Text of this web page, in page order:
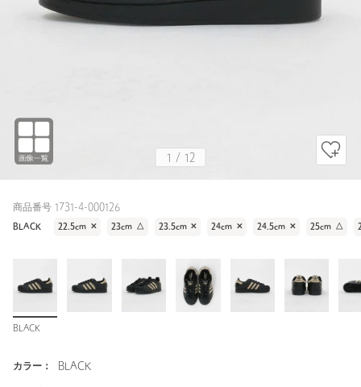
1 / 12
商品番号 1731-4-000126
BLACK 22.5cm ✕ 23cm △ 23.5cm ✕ 24cm ✕ 24.5cm ✕ 25cm △
BLACK
カラー： BLACK
1